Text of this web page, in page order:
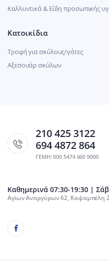
Καλλυντικά & Είδη προσωπικής
Κατοικίδια
Τροφή για σκύλους/γάτες
Αξεσουάρ σκύλων
210 425 3122
694 4872 864
ΓΕΜΗ: 000 5474 660 9000
Καθημερινά 07:30-19:30 |
Αγίων Αναργύρων 62, Καψαμπέλη